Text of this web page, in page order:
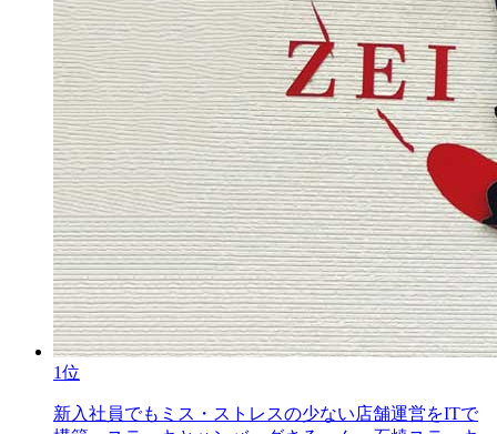
1位
新入社員でもミス・ストレスの少ない店舗運営をITで